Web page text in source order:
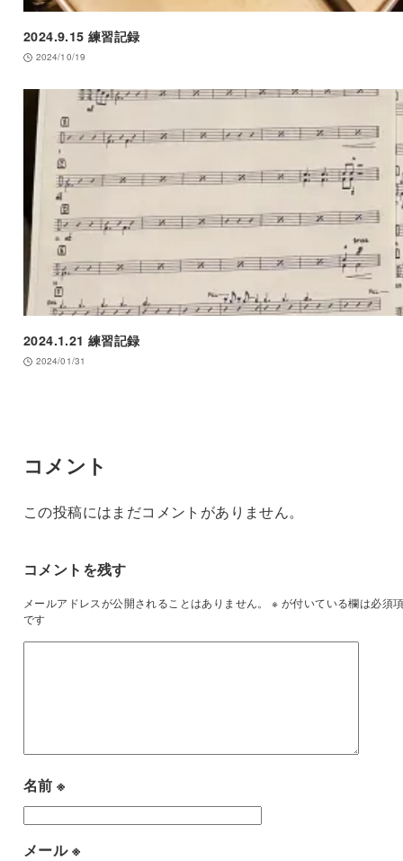
2024.9.15 練習記録
2024/10/19
2024.1.21 練習記録
2024/01/31
コメント
この投稿にはまだコメントがありません。
コメントを残す
メールアドレスが公開されることはありません。 ※ が付いている欄は必須
です
名前※
メール※